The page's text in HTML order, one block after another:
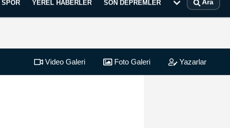
SPOR YEREL HABERLER SON DEPREMLER Ara
Video Galeri Foto Galeri Yazarlar